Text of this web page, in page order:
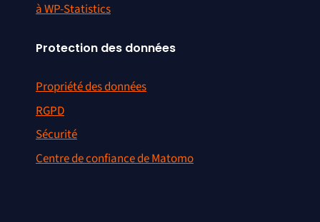
à WP-Statistics
Protection des données
Propriété des données
RGPD
Sécurité
Centre de confiance de Matomo